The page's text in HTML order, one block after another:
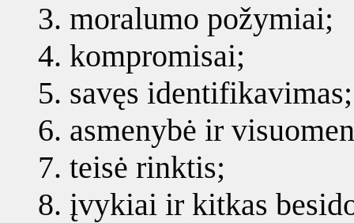
moralumo požymiai;
kompromisai;
savęs identifikavimas;
asmenybė ir
teisė rinktis;
įvykiai ir kitkas